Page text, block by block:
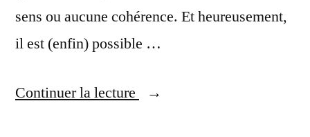
sens ou aucune cohérence. Et heureusement,
il est (enfin) possible …
Continuer la lecture
« Supprimer